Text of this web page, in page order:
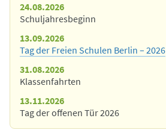
24.08.2026
Schuljahresbeginn
13.09.2026
Tag der Freien Schulen Berlin – 2026
31.08.2026
Klassenfahrten
13.11.2026
Tag der offenen Tür 2026